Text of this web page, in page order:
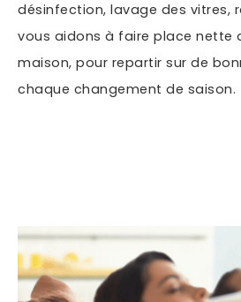
désinfection, lavage des vitres,
vous aidons à faire place nette
maison, pour repartir sur de
chaque changement de saison.
En soumettant ce formulaire,
informations saisies soient
de ma demande.*